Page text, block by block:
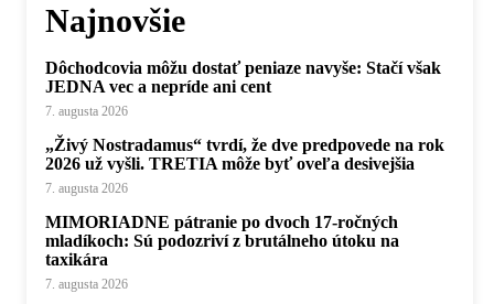
Najnovšie
Dôchodcovia môžu dostať peniaze navyše: Stačí však
JEDNA vec a nepríde ani cent
7. augusta 2026
„Živý Nostradamus“ tvrdí, že dve predpovede na rok
2026 už vyšli. TRETIA môže byť oveľa desivejšia
7. augusta 2026
MIMORIADNE pátranie po dvoch 17-ročných
mladíkoch: Sú podozriví z brutálneho útoku na
taxikára
7. augusta 2026